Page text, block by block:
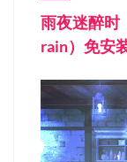
雨夜迷醉时
rain）免安